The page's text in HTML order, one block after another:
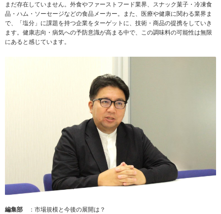
まだ存在していません。外食やファーストフード業界、スナック菓子・冷凍食
品・ハム・ソーセージなどの食品メーカー。また、医療や健康に関わる業界ま
で、「塩分」に課題を持つ企業をターゲットに、技術・商品の提携をしていき
ます。健康志向・病気への予防意識が高まる中で、この調味料の可能性は無限
にあると感じています。
編集部 ：市場規模と今後の展開は？